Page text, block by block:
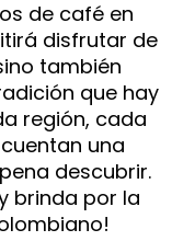
de café en
disfrutar de
también
que hay
región, cada
una
descubrir.
brinda por la